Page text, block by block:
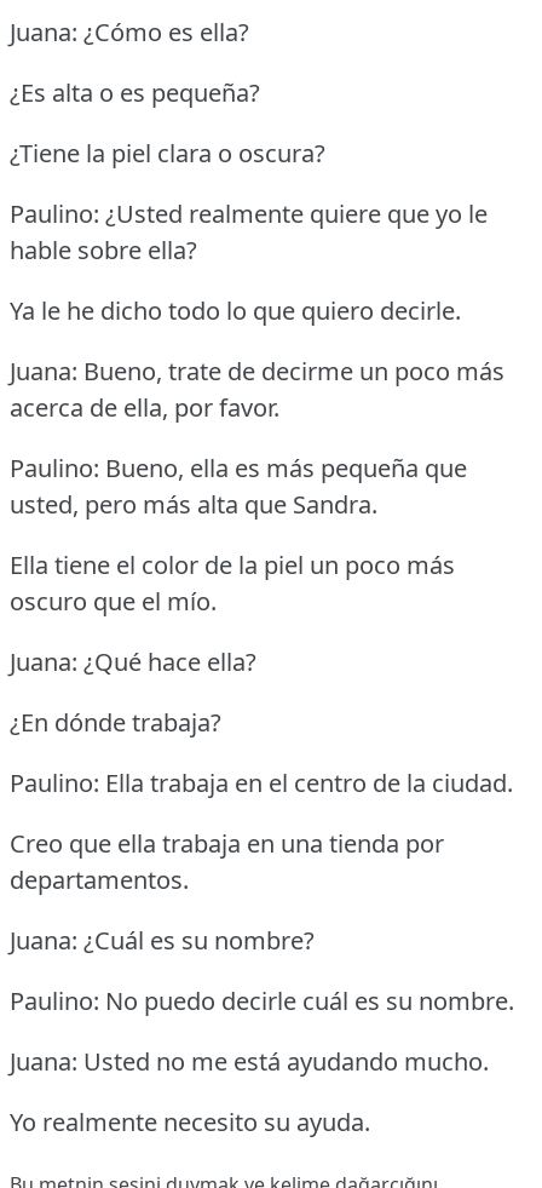
Juana: ¿Cómo es ella?
¿Es alta o es pequeña?
¿Tiene la piel clara o oscura?
Paulino: ¿Usted realmente quiere que yo le
hable sobre ella?
Ya le he dicho todo lo que quiero decirle.
Juana: Bueno, trate de decirme un poco más
acerca de ella, por favor.
Paulino: Bueno, ella es más pequeña que
usted, pero más alta que Sandra.
Ella tiene el color de la piel un poco más
oscuro que el mío.
Juana: ¿Qué hace ella?
¿En dónde trabaja?
Paulino: Ella trabaja en el centro de la ciudad.
Creo que ella trabaja en una tienda por
departamentos.
Juana: ¿Cuál es su nombre?
Paulino: No puedo decirle cuál es su nombre.
Juana: Usted no me está ayudando mucho.
Yo realmente necesito su ayuda.